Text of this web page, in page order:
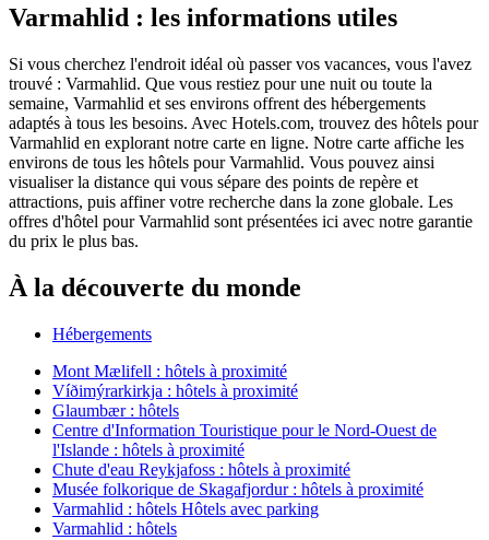
Varmahlid : les informations utiles
Si vous cherchez l'endroit idéal où passer vos vacances, vous l'avez
trouvé : Varmahlid. Que vous restiez pour une nuit ou toute la
semaine, Varmahlid et ses environs offrent des hébergements
adaptés à tous les besoins. Avec Hotels.com, trouvez des hôtels pour
Varmahlid en explorant notre carte en ligne. Notre carte affiche les
environs de tous les hôtels pour Varmahlid. Vous pouvez ainsi
visualiser la distance qui vous sépare des points de repère et
attractions, puis affiner votre recherche dans la zone globale. Les
offres d'hôtel pour Varmahlid sont présentées ici avec notre garantie
du prix le plus bas.
À la découverte du monde
Hébergements
Mont Mælifell : hôtels à proximité
Víðimýrarkirkja : hôtels à proximité
Glaumbær : hôtels
Centre d'Information Touristique pour le Nord-Ouest de
l'Islande : hôtels à proximité
Chute d'eau Reykjafoss : hôtels à proximité
Musée folkorique de Skagafjordur : hôtels à proximité
Varmahlid : hôtels Hôtels avec parking
Varmahlid : hôtels